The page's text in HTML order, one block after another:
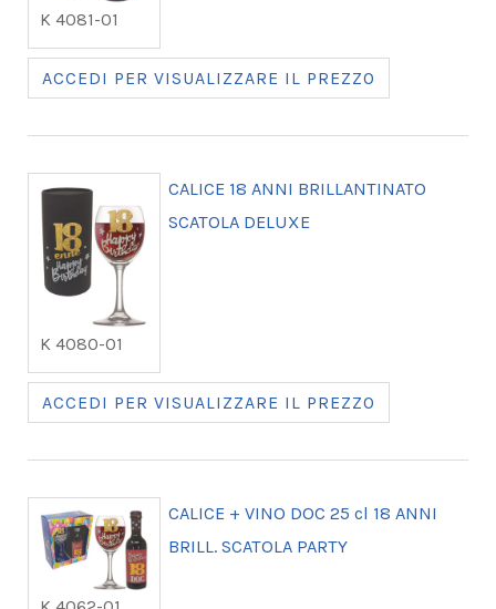
K 4081-01
ACCEDI PER VISUALIZZARE IL PREZZO
K 4080-01
CALICE 18 ANNI BRILLANTINATO
SCATOLA DELUXE
ACCEDI PER VISUALIZZARE IL PREZZO
CALICE + VINO DOC 25 cl 18 ANNI
BRILL. SCATOLA PARTY